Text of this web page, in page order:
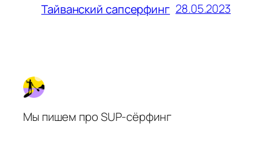
Тайванский сапсерфинг 28.05.2023
Мы пишем про SUP-сёрфинг